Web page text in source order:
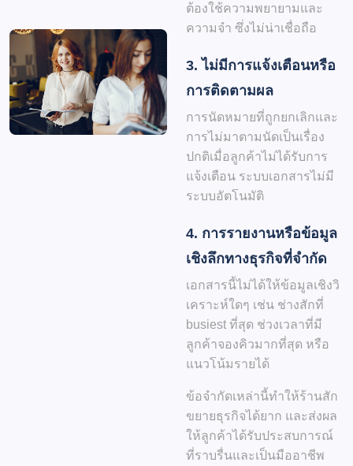
ต้องใช้ความพยายามและ
ความจำ ซึ่งไม่น่าเชื่อถือ
3. ไม่มีการแจ้งเตือนหรือ
การติดตามผล
การนัดหมายที่ถูกยกเลิกและ
การไม่มาตามนัดเป็นเรื่อง
ปกติเมื่อลูกค้าไม่ได้รับการ
แจ้งเตือน ระบบเอกสารไม่มี
ระบบอัตโนมัติ
4. การรายงานหรือข้อมูล
เชิงลึกทางธุรกิจที่จำกัด
เอกสารนี้ไม่ได้ให้ข้อมูลเชิงวิ
เคราะห์ใดๆ เช่น ช่างสักที่
busiest ที่สุด ช่วงเวลาที่มี
ลูกค้าจองคิวมากที่สุด หรือ
แนวโน้มรายได้
ข้อจำกัดเหล่านี้ทำให้ร้านสัก
ขยายธุรกิจได้ยาก และส่งผล
ให้ลูกค้าได้รับประสบการณ์
ที่ราบรื่นและเป็นมืออาชีพ